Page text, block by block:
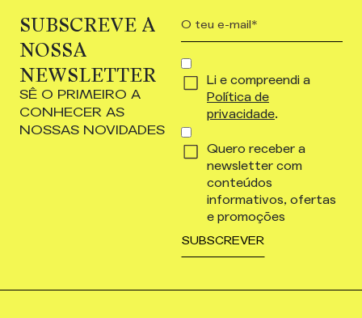
SUBSCREVE A
NOSSA
NEWSLETTER
SÊ O PRIMEIRO A
CONHECER AS
NOSSAS NOVIDADES
Your
CONCENT
(OBRIGATÓRIO)
Li e compreendi a
Política de
privacidade.
Quero receber a
newsletter com
conteúdos
informativos, ofertas
e promoções